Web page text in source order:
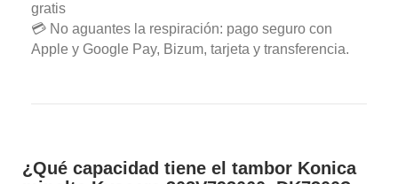
gratis
💳 No aguantes la respiración: pago seguro con
Apple y Google Pay, Bizum, tarjeta y transferencia.
¿Qué capacidad tiene el tambor Konica